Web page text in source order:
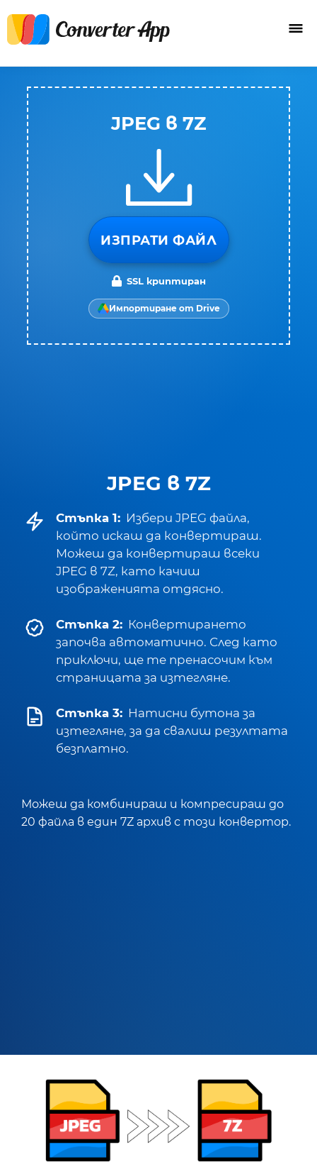
JPEG в 7Z
Стъпка 1: Избери JPEG файла,
който искаш да конвертираш.
Можеш да конвертираш всеки
JPEG в 7Z, като качиш
изображенията отдясно.
Стъпка 2: Конвертирането
започва автоматично. След като
приключи, ще те пренасочим към
страницата за изтегляне.
Стъпка 3: Натисни бутона за
изтегляне, за да свалиш резултата
безплатно.
Можеш да комбинираш и компресираш до
20 файла в един 7Z архив с този конвертор.
JPEG в 7Z
ИЗПРАТИ ФАЙЛ
SSL криптиран
Импортиране от Drive